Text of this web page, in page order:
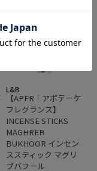
L&B
【APFR｜アポテーケ
フレグランス】
INCENSE STICKS
MAGHREB
BUKHOOR インセン
ススティック マグリ
ブバフール